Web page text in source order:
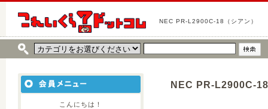
NEC PR-L2900C-18（シアン）
こんにちは！
NEC PR-L2900C-